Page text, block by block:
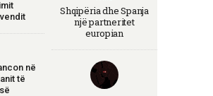
në
të
Shqipëria dhe Spanja
një partneritet
europian